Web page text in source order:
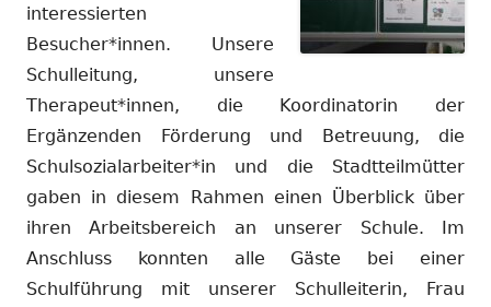
interessierten
Besucher*innen. Unsere
Schulleitung, unsere
Therapeut*innen, die Koordinatorin der
Ergänzenden Förderung und Betreuung, die
Schulsozialarbeiter*in und die Stadtteilmütter
gaben in diesem Rahmen einen Überblick über
ihren Arbeitsbereich an unserer Schule. Im
Anschluss konnten alle Gäste bei einer
Schulführung mit unserer Schulleiterin, Frau